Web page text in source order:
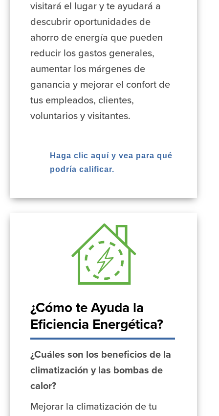
visitará el lugar y te ayudará a
descubrir oportunidades de
ahorro de energía que pueden
reducir los gastos generales,
aumentar los márgenes de
ganancia y mejorar el confort de
tus empleados, clientes,
voluntarios y visitantes.
Haga clic aquí y vea para qué
podría calificar.
¿Cómo te Ayuda la
Eficiencia Energética?
¿Cuáles son los beneficios de la
climatización y las bombas de
calor?
Mejorar la climatización de tu